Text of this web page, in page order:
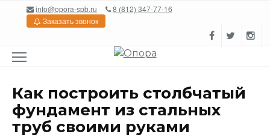
Перейтиinfo@opora-spb.ru
8 (812) 347-77-16
Заказать звонок
Как построить столбчатый
фундамент из стальных
труб своими руками